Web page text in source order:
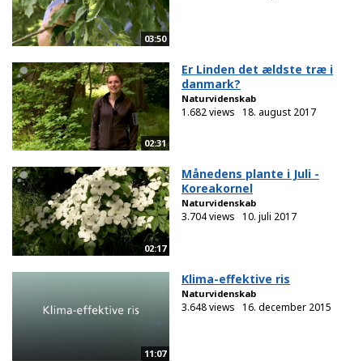
03:50
02:31
Er Linden det ældste træ i
danmark?
Naturvidenskab
1.682 views 18. august 2017
02:17
Månedens plante i Juli -
Koreakornel
Naturvidenskab
3.704 views 10. juli 2017
11:07
Klima-effektive ris
Naturvidenskab
3.648 views 16. december 2015